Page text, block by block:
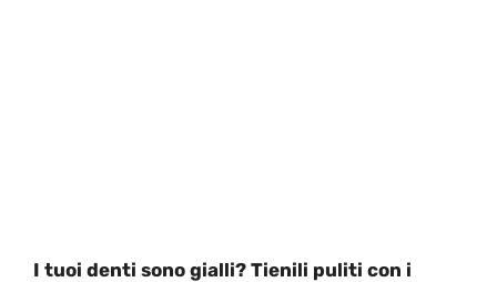
I tuoi denti sono gialli? Tienili puliti con i